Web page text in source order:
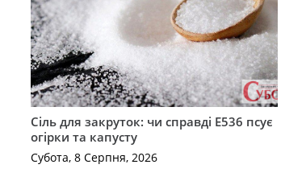
Сіль для закруток: чи справді Е536 псує
огірки та капусту
Субота, 8 Серпня, 2026